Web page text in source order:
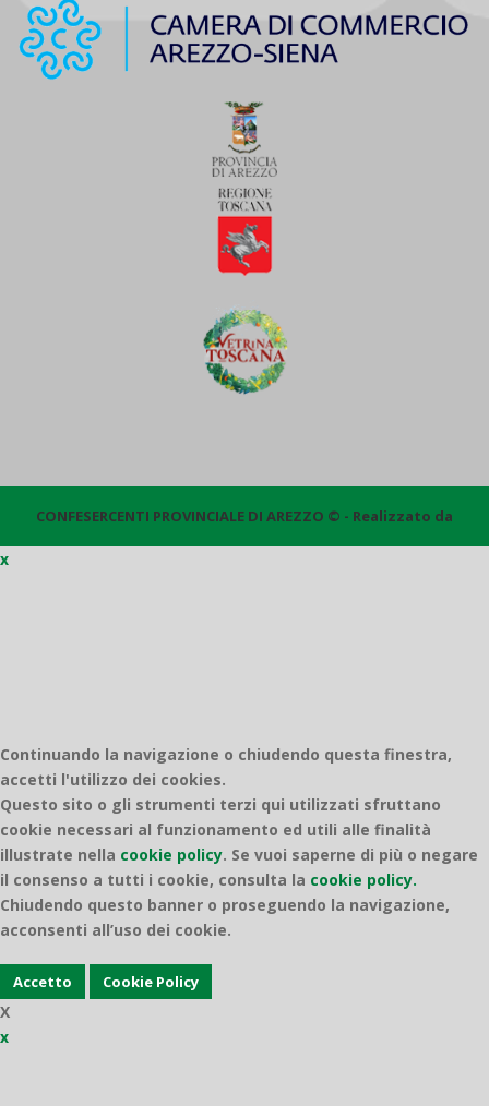
CONFESERCENTI PROVINCIALE DI AREZZO © - Realizzato da
x
Continuando la navigazione o chiudendo questa finestra,
accetti l'utilizzo dei cookies.
Questo sito o gli strumenti terzi qui utilizzati sfruttano
cookie necessari al funzionamento ed utili alle finalità
illustrate nella cookie policy. Se vuoi saperne di più o negare
il consenso a tutti i cookie, consulta la cookie policy.
Chiudendo questo banner o proseguendo la navigazione,
acconsenti all’uso dei cookie.
Accetto Cookie Policy
X
x